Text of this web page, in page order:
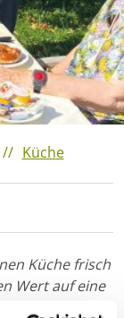
Küche
Küche frisch
Wert auf eine